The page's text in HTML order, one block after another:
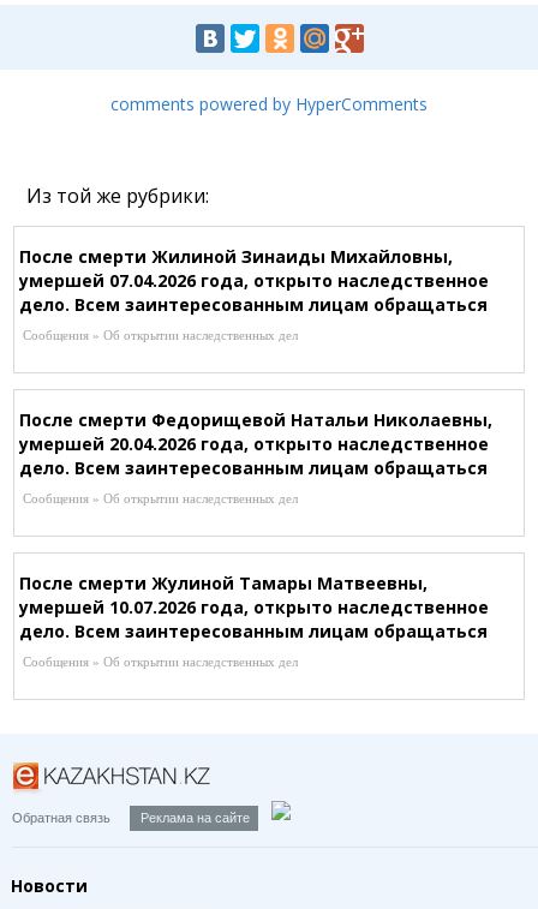
comments powered by HyperComments
Из той же рубрики:
После смерти Жилиной Зинаиды Михайловны,
умершей 07.04.2026 года, открыто наследственное
дело. Всем заинтересованным лицам обращаться
к нотариусу Шагировой Р.Р. по адресу:
Службой Сбыта), Т. 8-721-253-43-87
Сообщения » Об открытии наследственных дел
После смерти Федорищевой Натальи Николаевны,
умершей 20.04.2026 года, открыто наследственное
дело. Всем заинтересованным лицам обращаться
к нотариусу Ержановой Ж.А, по адресу: г.Абай,
Сообщения » Об открытии наследственных дел
После смерти Жулиной Тамары Матвеевны,
умершей 10.07.2026 года, открыто наследственное
дело. Всем заинтересованным лицам обращаться
к нотариусу Шагировой Р.Р. по адресу:
Службой Сбыта), Т. 8-721-253-43-87
Сообщения » Об открытии наследственных дел
Обратная связь Реклама на сайте
Новости